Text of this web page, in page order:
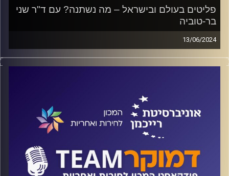
פליטים בעולם ובישראל – מה נשתנה? עם ד"ר שני
בר-טוביה
13/06/2024
פודקאסט המכון לחירות ואחריות באוניברסיטת רייכמן
האם גל הפליטים העולמי הוא הגדול ביותר בהיסטוריה
היא ממלאת את חוקיה שלה לגבי הפליטים? על כל אלה ועוד
ולקראת יום הפליטים הבינלאומי ישוחח ד"ר חיים וייצמן עם
ד"ר שני בר-טוביה, מקדמת מדיניות בפורום ארגוני הפליטים
קרדיט תמונות:המכון לחירות ואחריות